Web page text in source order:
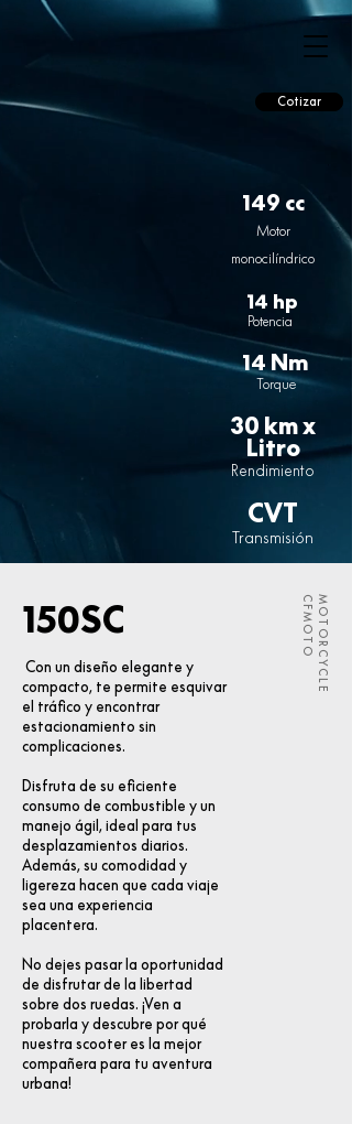
Cotizar
149 cc
Motor
monocilíndrico
14 hp
Potencia
14 Nm
Torque
30 km x
Litro
Rendimiento
CVT
Transmisión
150SC
Con un diseño elegante y
compacto, te permite esquivar
el tráfico y encontrar
estacionamiento sin
complicaciones.
Disfruta de su eficiente
consumo de combustible y un
manejo ágil, ideal para tus
desplazamientos diarios.
Además, su comodidad y
ligereza hacen que cada viaje
sea una experiencia
placentera.
No dejes pasar la oportunidad
de disfrutar de la libertad
sobre dos ruedas. ¡Ven a
probarla y descubre por qué
nuestra scooter es la mejor
compañera para tu aventura
urbana!
MOTORCYCLE
CFMOTO